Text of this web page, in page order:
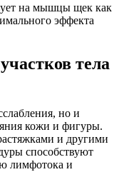
на мышцы щек как
эффекта
тела
но и
кожи и фигуры.
и другими
способствуют
лимфотока и